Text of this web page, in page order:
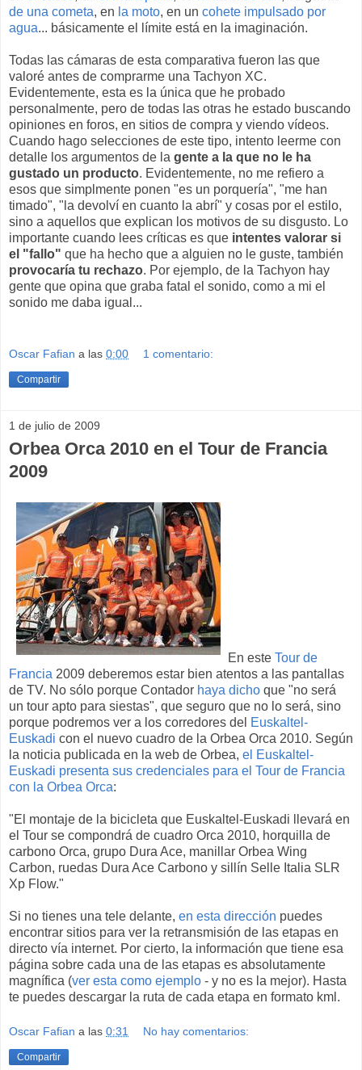
de una cometa, en la moto, en un cohete impulsado por
agua... básicamente el límite está en la imaginación.
Todas las cámaras de esta comparativa fueron las que
valoré antes de comprarme una Tachyon XC.
Evidentemente, esta es la única que he probado
personalmente, pero de todas las otras he estado buscando
opiniones en foros, en sitios de compra y viendo vídeos.
Cuando hago selecciones de este tipo, intento leerme con
detalle los argumentos de la gente a la que no le ha
gustado un producto. Evidentemente, no me refiero a
esos que simplmente ponen "es un porquería", "me han
timado", "la devolví en cuanto la abrí" y cosas por el estilo,
sino a aquellos que explican los motivos de su disgusto. Lo
importante cuando lees críticas es que intentes valorar si
el "fallo" que ha hecho que a alguien no le guste, también
provocaría tu rechazo. Por ejemplo, de la Tachyon hay
gente que opina que graba fatal el sonido, como a mi el
sonido me daba igual...
Oscar Fafian a las 0:00 1 comentario:
Compartir
1 de julio de 2009
Orbea Orca 2010 en el Tour de Francia
2009
En este Tour de
Francia 2009 deberemos estar bien atentos a las pantallas
de TV. No sólo porque Contador haya dicho que "no será
un tour apto para siestas", que seguro que no lo será, sino
porque podremos ver a los corredores del Euskaltel-
Euskadi con el nuevo cuadro de la Orbea Orca 2010. Según
la noticia publicada en la web de Orbea, el Euskaltel-
Euskadi presenta sus credenciales para el Tour de Francia
con la Orbea Orca:
"El montaje de la bicicleta que Euskaltel-Euskadi llevará en
el Tour se compondrá de cuadro Orca 2010, horquilla de
carbono Orca, grupo Dura Ace, manillar Orbea Wing
Carbon, ruedas Dura Ace Carbono y sillín Selle Italia SLR
Xp Flow."
Si no tienes una tele delante, en esta dirección puedes
encontrar sitios para ver la retransmisión de las etapas en
directo vía internet. Por cierto, la información que tiene esa
página sobre cada una de las etapas es absolutamente
magnífica (ver esta como ejemplo - y no es la mejor). Hasta
te puedes descargar la ruta de cada etapa en formato kml.
Oscar Fafian a las 0:31 No hay comentarios:
Compartir